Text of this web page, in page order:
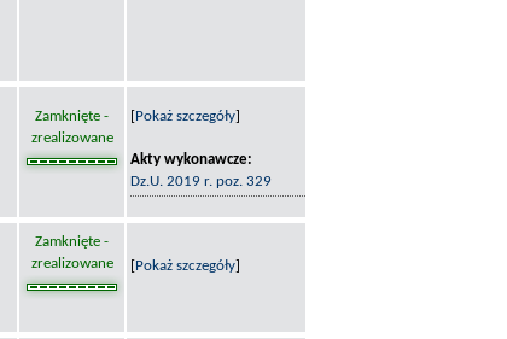
Zamknięte -
zrealizowane
Pokaż szczegóły
Akty wykonawcze:
Dz.U. 2019 r. poz. 329
Zamknięte -
zrealizowane
Pokaż szczegóły